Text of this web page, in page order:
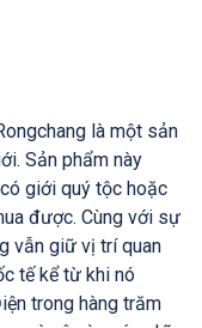
là một sản
Sản phẩm này
giới quý tộc hoặc
được. Cùng với sự
vẫn giữ vị trí quan
tế kể từ khi nó
trong hàng trăm